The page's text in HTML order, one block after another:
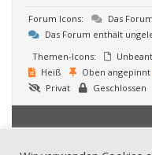
Forum Icons:
Das
Das Forum enthält
Themen-Icons:
Heiß
Oben angepinnt
Privat
Geschlossen